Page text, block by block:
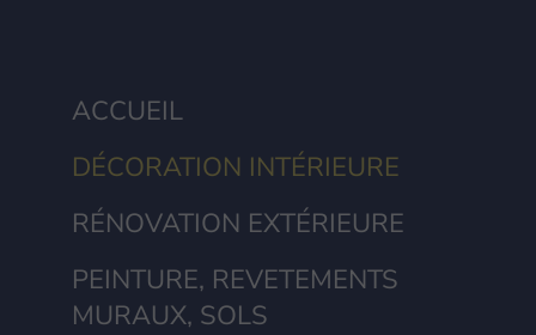
ACCUEIL
DÉCORATION INTÉRIEURE
RÉNOVATION EXTÉRIEURE
PEINTURE, REVETEMENTS
MURAUX, SOLS